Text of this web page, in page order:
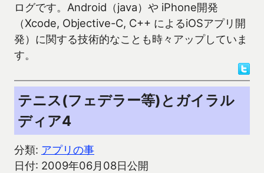
ログです。Android（java）や iPhone開発
（Xcode, Objective-C, C++ によるiOSアプリ開
発）に関する技術的なことも時々アップしていま
す。
テニス(フェデラー等)とガイラル
ディア4
分類: アプリの事
日付: 2009年06月08日公開